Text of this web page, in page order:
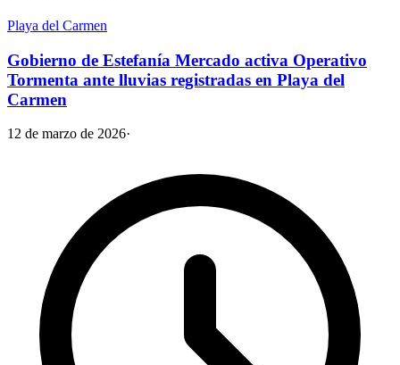
Playa del Carmen
Gobierno de Estefanía Mercado activa Operativo
Tormenta ante lluvias registradas en Playa del
Carmen
12 de marzo de 2026·